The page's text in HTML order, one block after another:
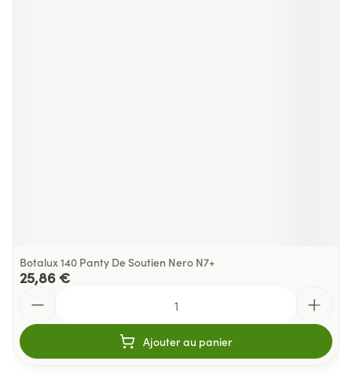
Botalux 140 Panty De Soutien Nero N7+
25,86 €
Ajouter au panier